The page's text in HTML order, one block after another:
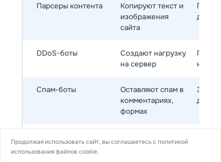
Парсеры контента
Копируют текст и
изображения
сайта
DDoS-боты
Создают нагрузку
на сервер
Спам-боты
Оставляют спам в
комментариях,
формах
Продолжая использовать сайт, вы соглашаетесь с политикой
использованияфайлов cookie.